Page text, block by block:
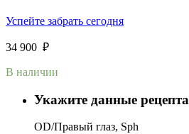
Успейте забрать сегодня
34 900 ₽
В наличии
Укажите данные рецепта
OD/Правый глаз, Sph